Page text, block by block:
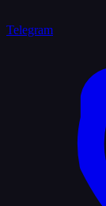
Telegram